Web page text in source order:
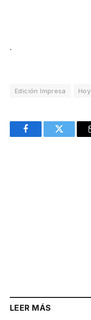
.
Edición Impresa Hoy
FacebookTwitter
LEER MÁS